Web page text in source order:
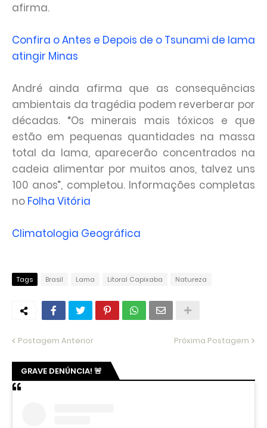
afirma.
Confira o Antes e Depois de o Tsunami de lama
atingir Minas
André ainda afirma que as consequências
ambientais da tragédia podem reverberar por
décadas. “Os minerais mais tóxicos e que
estão em pequenas quantidades na massa
total da lama, aparecerão concentrados na
cadeia alimentar por muitos anos, talvez uns
100 anos”, completou. Informações completas
no Folha Vitória
Climatologia Geográfica
Tags Brasil Lama Litoral Capixaba Natureza
Postagem Anterior Próxima Postagem
GRAVE DENÚNCIA! 🚨